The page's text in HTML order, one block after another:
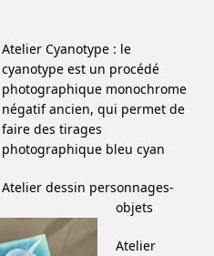
Atelier Cyanotype : le
cyanotype est un procédé
photographique monochrome
négatif ancien, qui permet de
faire des tirages
photographique bleu cyan
Atelier dessin personnages-
objets
Atelier